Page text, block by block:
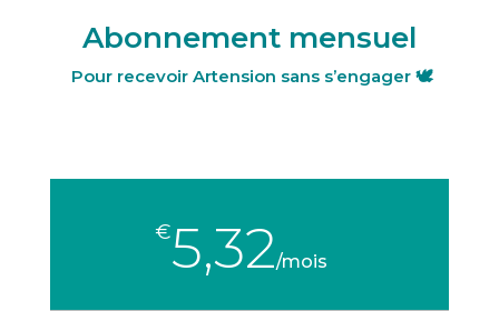
Abonnement mensuel
Pour recevoir Artension sans s’engager 🕊️
€5,32/mois